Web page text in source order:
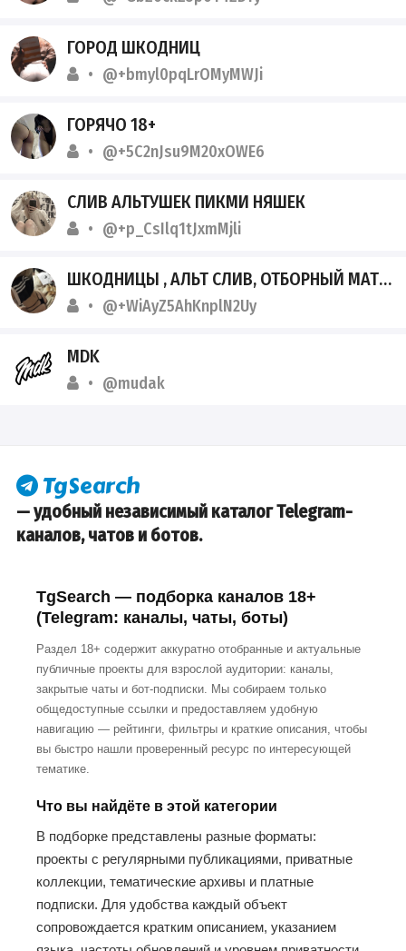
ГОРОД ШКОДНИЦ
@+bmyl0pqLrOMyMWJi
ГОРЯЧО 18+
@+5C2nJsu9M20xOWE6
СЛИВ АЛЬТУШЕК ПИКМИ НЯШЕК
@+p_CsIlq1tJxmMjli
ШКОДНИЦЫ , АЛЬТ СЛИВ, ОТБОРНЫЙ МАТЕРИАЛ, ШКОДНИЦЫ ТЕЛЕГРАМ СЛИВ
@+WiAyZ5AhKnplN2Uy
MDK
@mudak
— удобный независимый каталог Telegram-
каналов, чатов и ботов.
TgSearch — подборка каналов 18+
(Telegram: каналы, чаты, боты)
Раздел 18+ содержит аккуратно отобранные и актуальные
публичные проекты для взрослой аудитории: каналы,
закрытые чаты и бот-подписки. Мы собираем только
общедоступные ссылки и предоставляем удобную
навигацию — рейтинги, фильтры и краткие описания, чтобы
вы быстро нашли проверенный ресурс по интересующей
тематике.
Что вы найдёте в этой категории
В подборке представлены разные форматы:
проекты с регулярными публикациями, приватные
коллекции, тематические архивы и платные
подписки. Для удобства каждый объект
сопровождается кратким описанием, указанием